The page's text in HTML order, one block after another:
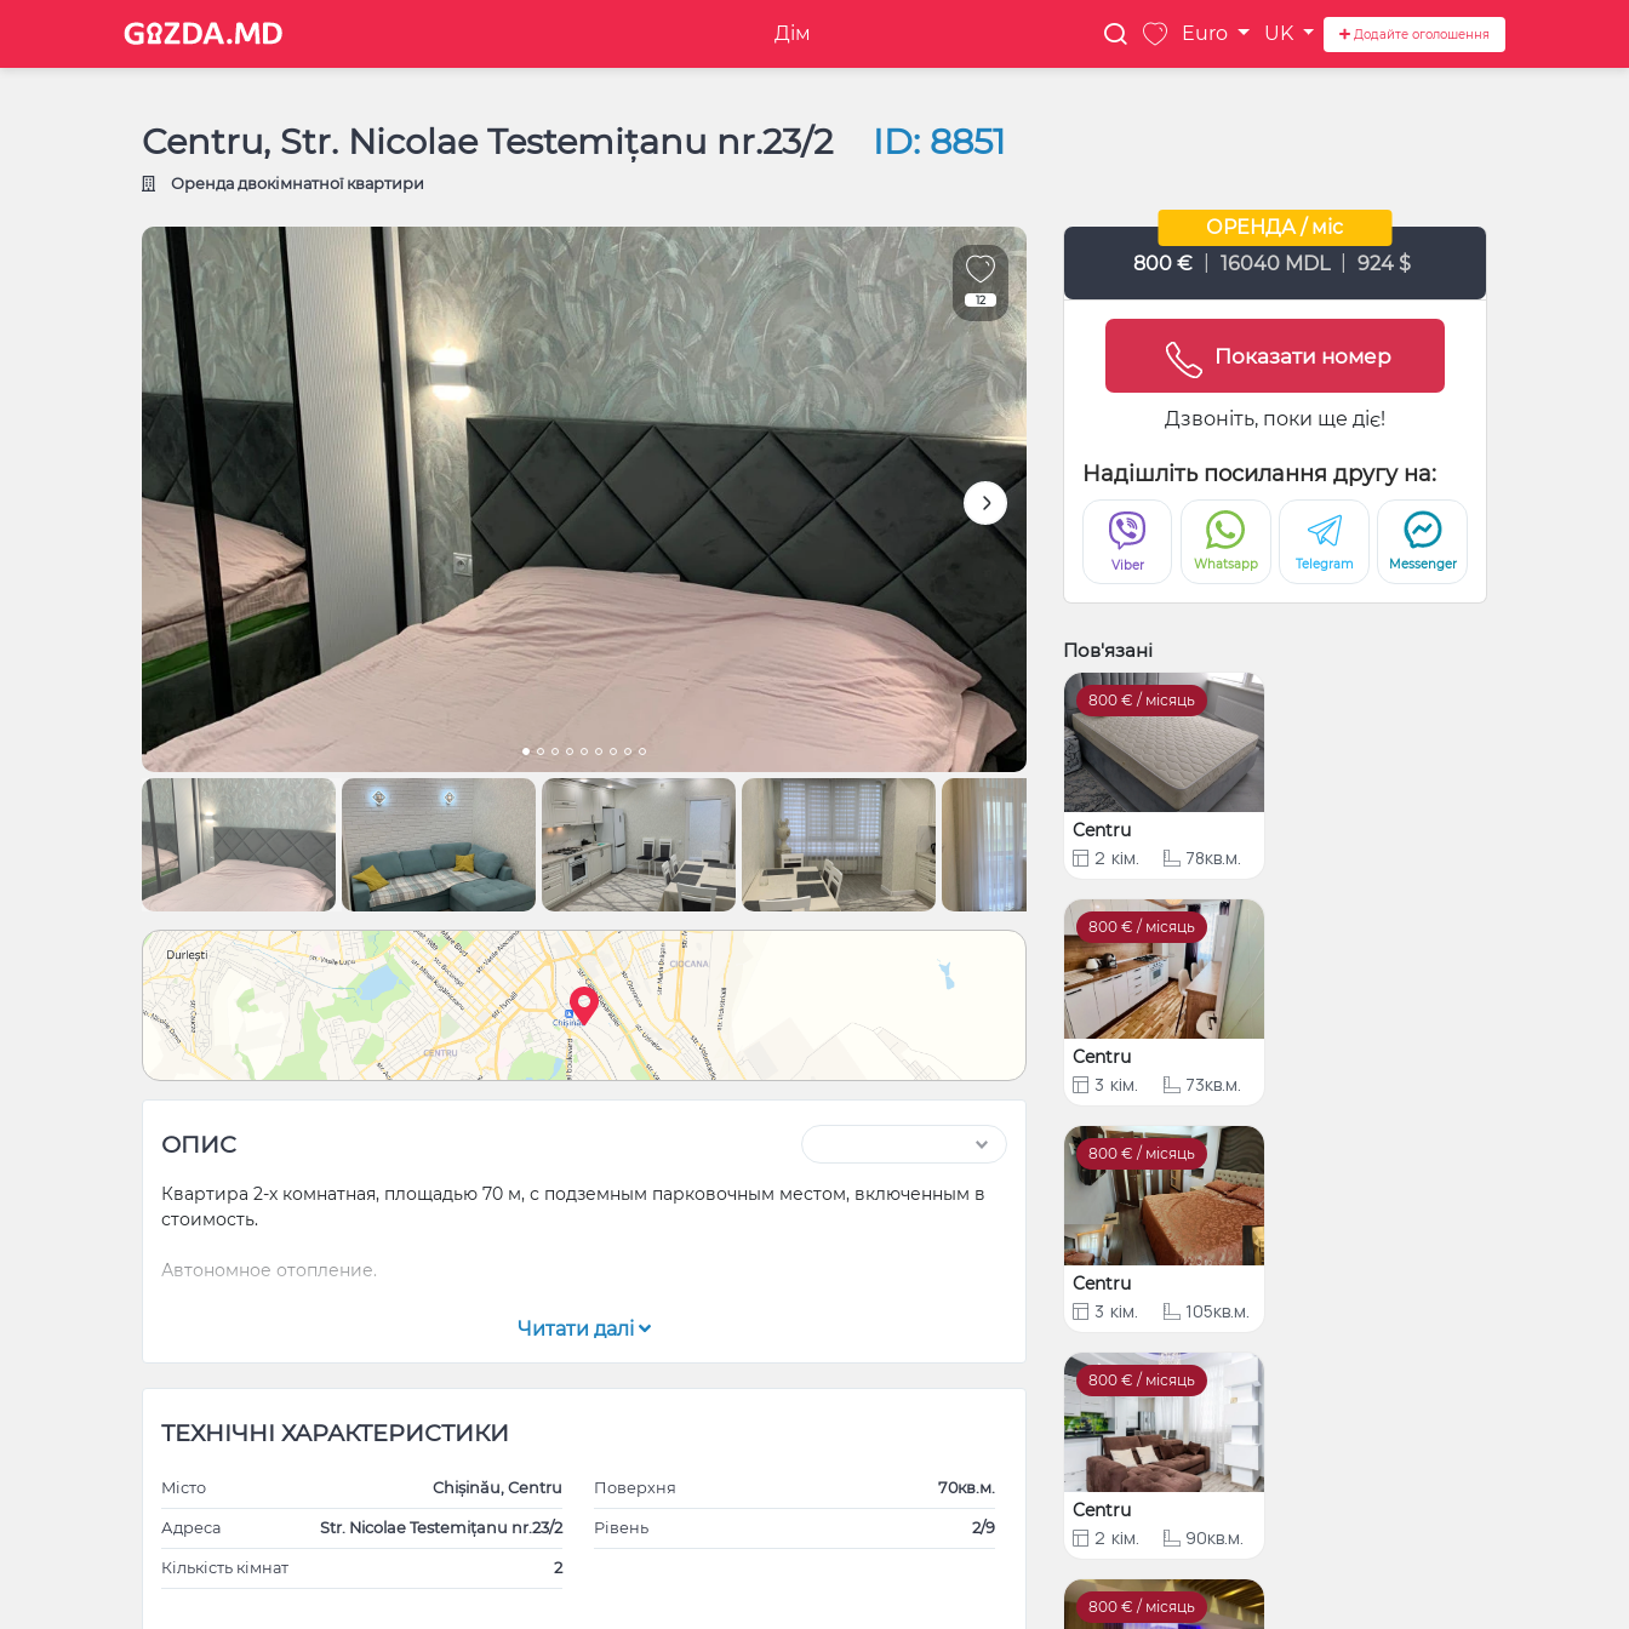
Дім Euro UK Додайте оголошення
Centru, Str. Nicolae Testemițanu nr.23/2 ID: 8851
Оренда двокімнатної квартири
12
ОПИС
Квартира 2-х комнатная, площадью 70 м, с подземным парковочным местом, включенным в
стоимость.
Автономное отопление.
-- Не сотрудничаю с агентствами недвижимости!!!
Incalzire autonoma
--Nu lucrez cu Agentii Imobiliare!!!
Читати далі
ТЕХНІЧНІ ХАРАКТЕРИСТИКИ
Місто Chișinău, Centru
Адреса Str. Nicolae Testemițanu nr.23/2
Кількість кімнат 2
Поверхня 70кв.м.
Рівень 2/9
ОРЕНДА / міс
800 €
16040 MDL 924 $
Показати номер
Дзвоніть, поки ще діє!
Надішліть посилання другу на:
Viber Whatsapp Telegram Messenger
Пов'язані
800 € / місяць
Centru
2 кім. 78кв.м.
800 € / місяць
Centru
3 кім. 73кв.м.
800 € / місяць
Centru
3 кім. 105кв.м.
800 € / місяць
Centru
2 кім. 90кв.м.
800 € / місяць